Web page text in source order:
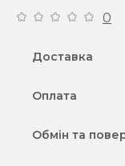
0
Доставка
Оплата
Обмін та